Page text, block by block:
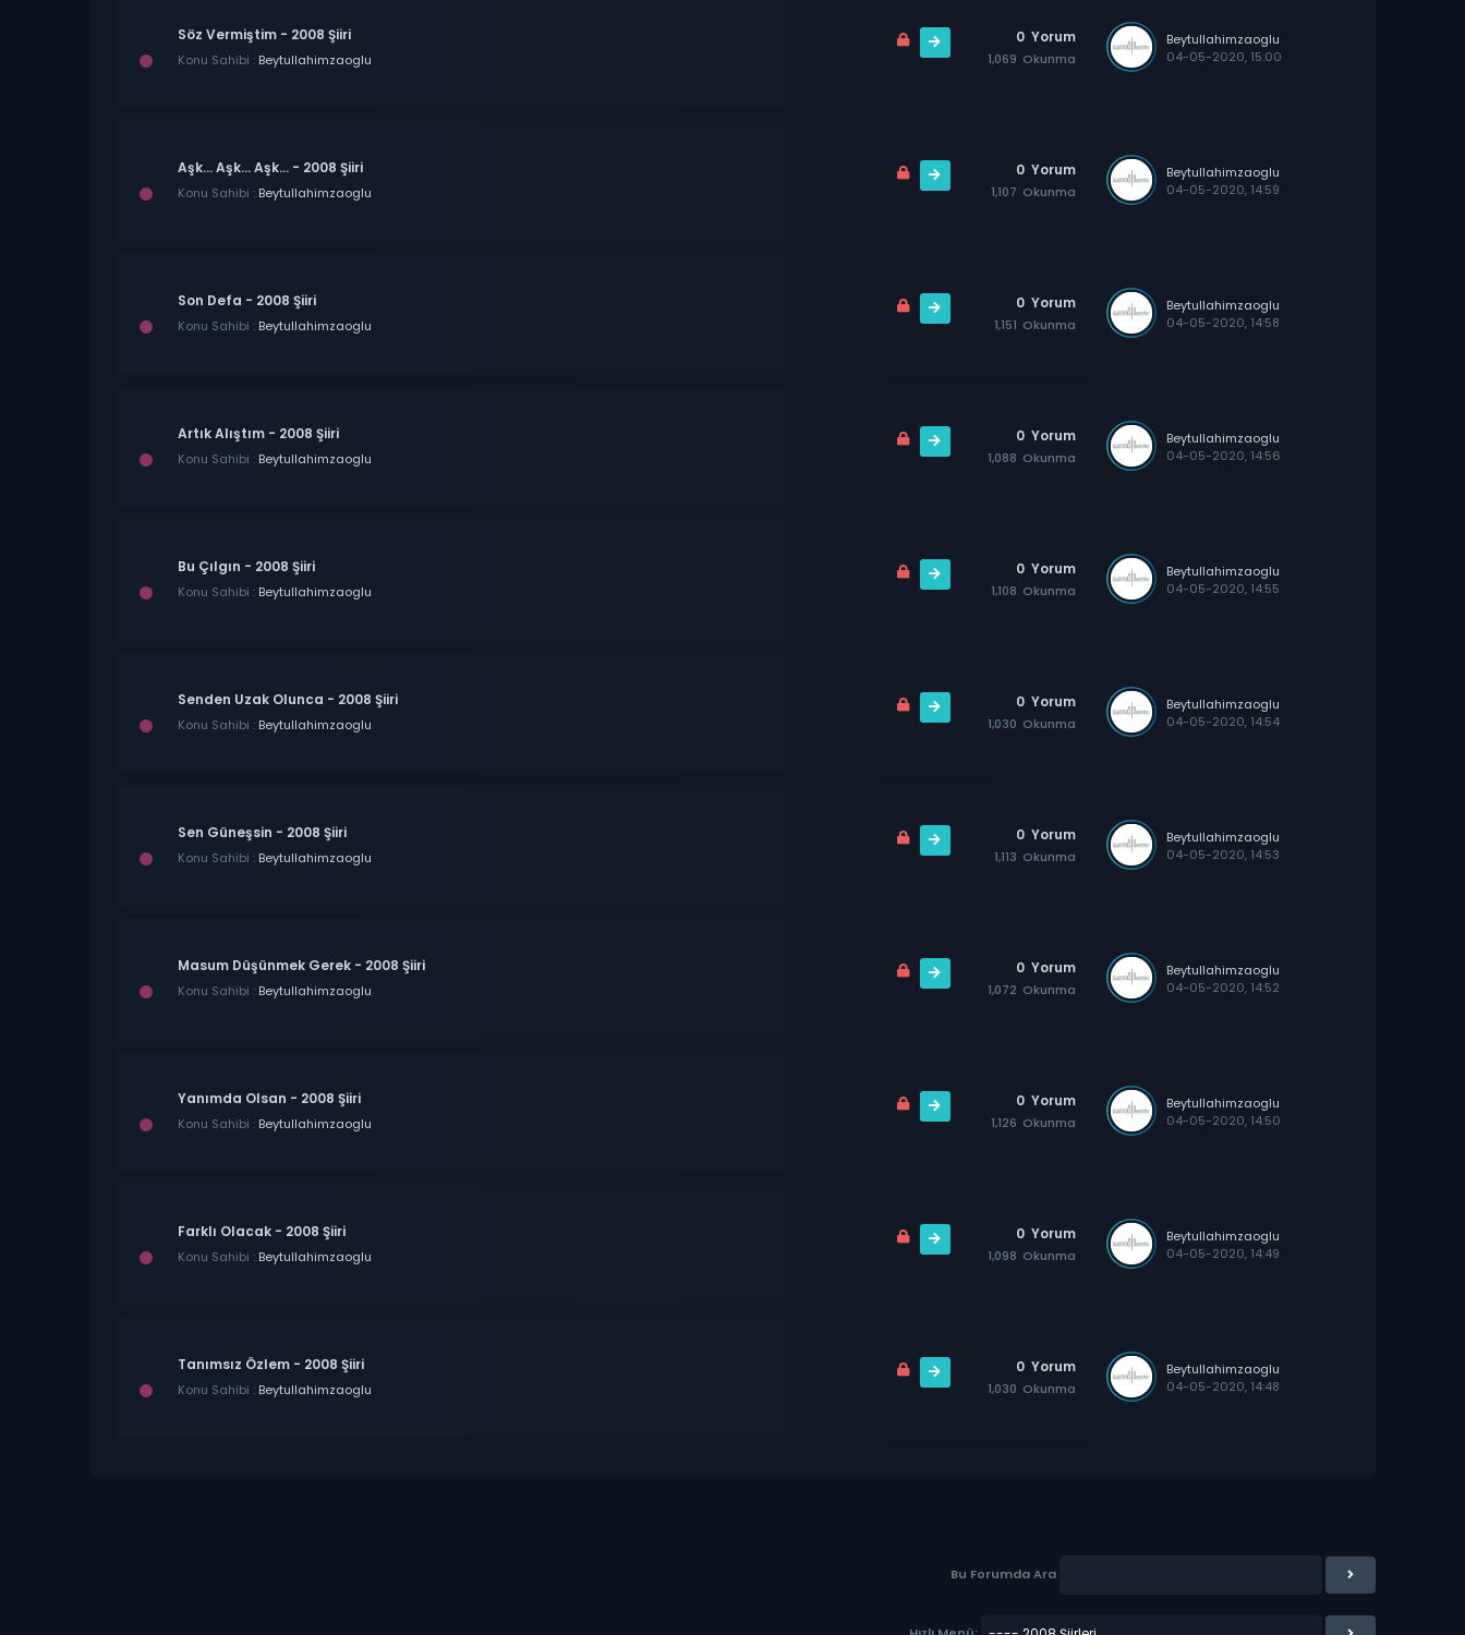
Söz Vermiştim - 2008 Şiiri
Konu Sahibi : Beytullahimzaoglu
0 Yorum
1,069 Okunma
Beytullahimzaoglu
04-05-2020, 15:00
Aşk... Aşk... Aşk... - 2008 Şiiri
Konu Sahibi : Beytullahimzaoglu
0 Yorum
1,107 Okunma
Beytullahimzaoglu
04-05-2020, 14:59
Son Defa - 2008 Şiiri
Konu Sahibi : Beytullahimzaoglu
0 Yorum
1,151 Okunma
Beytullahimzaoglu
04-05-2020, 14:58
Artık Alıştım - 2008 Şiiri
Konu Sahibi : Beytullahimzaoglu
0 Yorum
1,088 Okunma
Beytullahimzaoglu
04-05-2020, 14:56
Bu Çılgın - 2008 Şiiri
Konu Sahibi : Beytullahimzaoglu
0 Yorum
1,108 Okunma
Beytullahimzaoglu
04-05-2020, 14:55
Senden Uzak Olunca - 2008 Şiiri
Konu Sahibi : Beytullahimzaoglu
0 Yorum
1,030 Okunma
Beytullahimzaoglu
04-05-2020, 14:54
Sen Güneşsin - 2008 Şiiri
Konu Sahibi : Beytullahimzaoglu
0 Yorum
1,113 Okunma
Beytullahimzaoglu
04-05-2020, 14:53
Masum Düşünmek Gerek - 2008 Şiiri
Konu Sahibi : Beytullahimzaoglu
0 Yorum
1,072 Okunma
Beytullahimzaoglu
04-05-2020, 14:52
Yanımda Olsan - 2008 Şiiri
Konu Sahibi : Beytullahimzaoglu
0 Yorum
1,126 Okunma
Beytullahimzaoglu
04-05-2020, 14:50
Farklı Olacak - 2008 Şiiri
Konu Sahibi : Beytullahimzaoglu
0 Yorum
1,098 Okunma
Beytullahimzaoglu
04-05-2020, 14:49
Tanımsız Özlem - 2008 Şiiri
Konu Sahibi : Beytullahimzaoglu
0 Yorum
1,030 Okunma
Beytullahimzaoglu
04-05-2020, 14:48
Bu Forumda Ara